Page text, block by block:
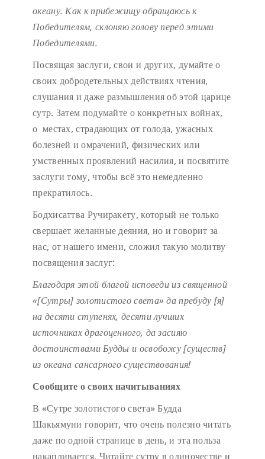
океану. Как к прибежищу обращаюсь к
Победителям, склоняю голову перед этими
Победителями.
Посвящая заслуги, свои и других, думайте о
своих добродетельных действиях чтения,
слушания и даже размышления об этой царице
сутр. Затем подумайте о конкретных войнах,
о местах, страдающих от голода, ужасных
болезней и омрачений, физических или
умственных проявлений насилия, и посвятите
заслуги тому, чтобы всё это немедленно
прекратилось.
Бодхисаттва Ручиракету, который не только
свершает желанные деяния, но и говорит за
нас, от нашего имени, сложил такую молитву
посвящения заслуг:
Благодаря этой благой исповедииз священной
«[Сутры] золотистого света» да пребуду [я]
на десяти ступенях, десяти лучших
источниках драгоценного, да засияю
достоинствами Будды и освобожу [существ]
из океана сансарного существования!
Сообщите о своих начитываниях
В «Сутре золотистого света» Будда
Шакьямуни говорит, что очень полезно читать
даже по одной странице в день, и эта польза
накапливается. Читайте сутру в одиночестве и